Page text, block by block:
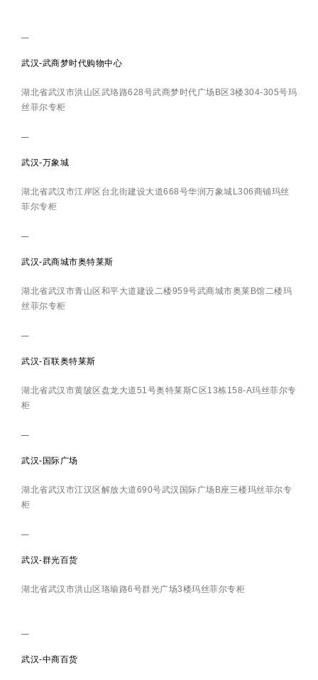
武汉-武商梦时代购物中心
湖北省武汉市洪山区武珞路628号武商梦时代广场B区3楼304-305号玛
丝菲尔专柜
武汉-万象城
湖北省武汉市江岸区台北街建设大道668号华润万象城L306商铺玛丝
菲尔专柜
武汉-武商城市奥特莱斯
湖北省武汉市青山区和平大道建设二楼959号武商城市奥莱B馆二楼玛
丝菲尔专柜
武汉-百联奥特莱斯
湖北省武汉市黄陂区盘龙大道51号奥特莱斯C区13栋158-A玛丝菲尔专
柜
武汉-国际广场
湖北省武汉市江汉区解放大道690号武汉国际广场B座三楼玛丝菲尔专
柜
武汉-群光百货
湖北省武汉市洪山区珞瑜路6号群光广场3楼玛丝菲尔专柜
武汉-中商百货